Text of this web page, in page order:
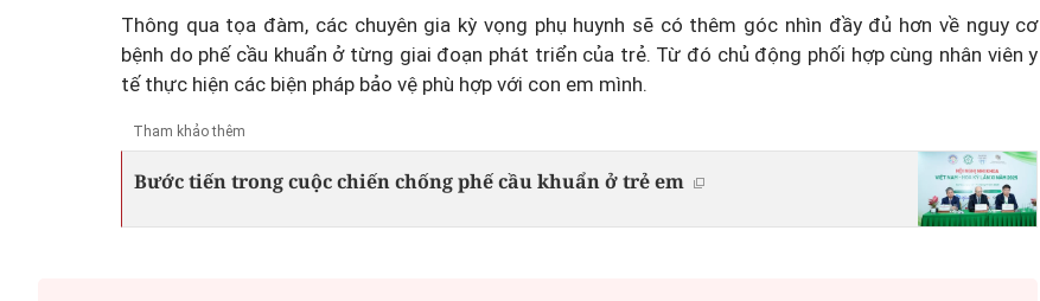
Thông qua tọa đàm, các chuyên gia kỳ vọng phụ huynh sẽ có thêm góc nhìn đầy đủ hơn về nguy cơ
bệnh do phế cầu khuẩn ở từng giai đoạn phát triển của trẻ. Từ đó chủ động phối hợp cùng nhân viên y
tế thực hiện các biện pháp bảo vệ phù hợp với con em mình.
Tham khảo thêm
Bước tiến trong cuộc chiến chống phế cầu khuẩn ở trẻ em